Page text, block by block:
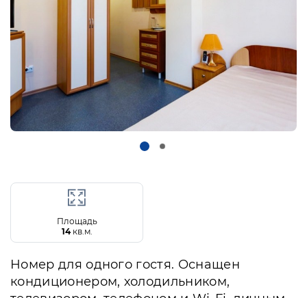
Площадь
14кв.м.
Номер для одного гостя. Оснащен
кондиционером, холодильником,